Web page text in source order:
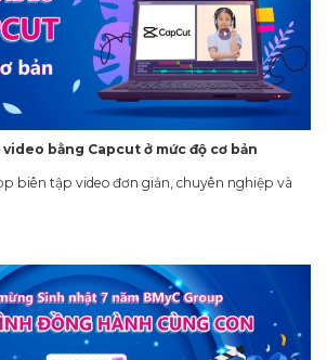
bằng Capcut ở mức độ cơ bản
biên tập video đơn giản, chuyên nghiệp và